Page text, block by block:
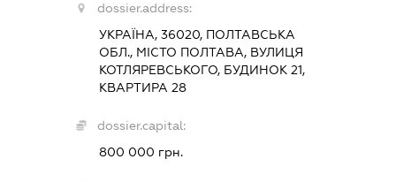
dossier.address:
УКРАЇНА, 36020, ПОЛТАВСЬКА
ОБЛ., МІСТО ПОЛТАВА, ВУЛИЦЯ
КОТЛЯРЕВСЬКОГО, БУДИНОК 21,
КВАРТИРА 28
dossier.capital:
800 000 грн.